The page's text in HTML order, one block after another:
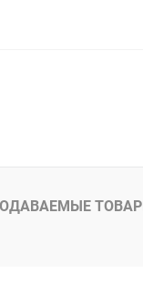
Под заказ